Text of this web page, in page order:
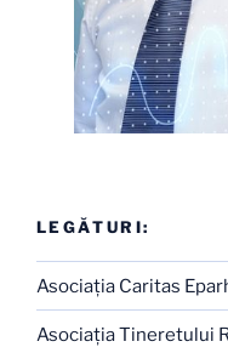
LEGĂTURI:
Asociaţia Caritas
Asociaţia Tineretului